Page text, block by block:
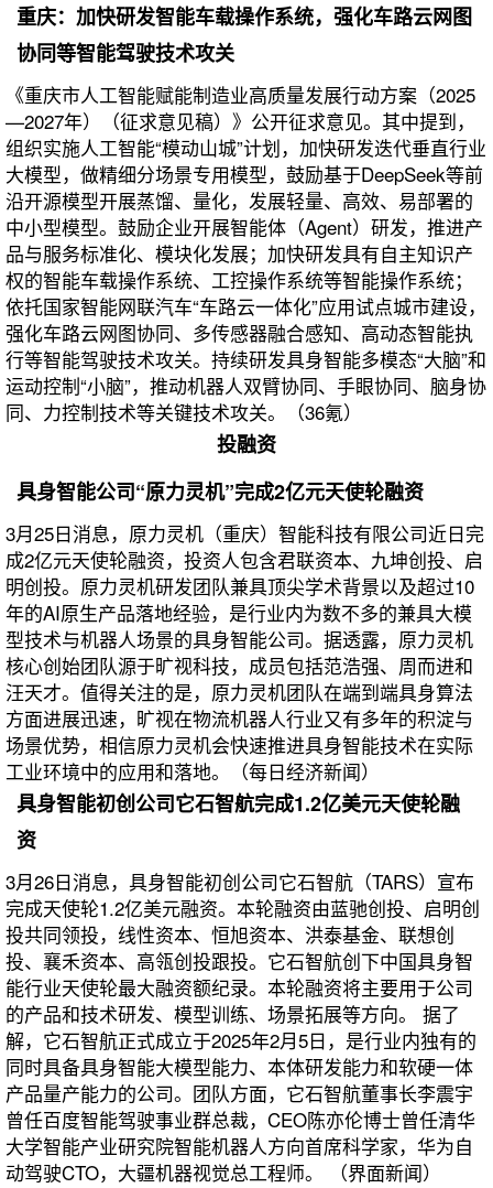
重庆：加快研发智能车载操作系统，强化车路云网图
协同等智能驾驶技术攻关
《重庆市人工智能赋能制造业高质量发展行动方案（2025
—2027年）（征求意见稿）》公开征求意见。其中提到，
组织实施人工智能“模动山城”计划，加快研发迭代垂直行业
大模型，做精细分场景专用模型，鼓励基于DeepSeek等前
沿开源模型开展蒸馏、量化，发展轻量、高效、易部署的
中小型模型。鼓励企业开展智能体（Agent）研发，推进产
品与服务标准化、模块化发展；加快研发具有自主知识产
权的智能车载操作系统、工控操作系统等智能操作系统；
依托国家智能网联汽车“车路云一体化”应用试点城市建设，
强化车路云网图协同、多传感器融合感知、高动态智能执
行等智能驾驶技术攻关。持续研发具身智能多模态“大脑”和
运动控制“小脑”，推动机器人双臂协同、手眼协同、脑身协
同、力控制技术等关键技术攻关。（36氪）
投融资
具身智能公司“原力灵机”完成2亿元天使轮融资
3月25日消息，原力灵机（重庆）智能科技有限公司近日完
成2亿元天使轮融资，投资人包含君联资本、九坤创投、启
明创投。原力灵机研发团队兼具顶尖学术背景以及超过10
年的AI原生产品落地经验，是行业内为数不多的兼具大模
型技术与机器人场景的具身智能公司。据透露，原力灵机
核心创始团队源于旷视科技，成员包括范浩强、周而进和
汪天才。值得关注的是，原力灵机团队在端到端具身算法
方面进展迅速，旷视在物流机器人行业又有多年的积淀与
场景优势，相信原力灵机会快速推进具身智能技术在实际
工业环境中的应用和落地。（每日经济新闻）
具身智能初创公司它石智航完成1.2亿美元天使轮融
资
3月26日消息，具身智能初创公司它石智航（TARS）宣布
完成天使轮1.2亿美元融资。本轮融资由蓝驰创投、启明创
投共同领投，线性资本、恒旭资本、洪泰基金、联想创
投、襄禾资本、高瓴创投跟投。它石智航创下中国具身智
能行业天使轮最大融资额纪录。本轮融资将主要用于公司
的产品和技术研发、模型训练、场景拓展等方向。 据了
解，它石智航正式成立于2025年2月5日，是行业内独有的
同时具备具身智能大模型能力、本体研发能力和软硬一体
产品量产能力的公司。团队方面，它石智航董事长李震宇
曾任百度智能驾驶事业群总裁，CEO陈亦伦博士曾任清华
大学智能产业研究院智能机器人方向首席科学家，华为自
动驾驶CTO，大疆机器视觉总工程师。 （界面新闻）